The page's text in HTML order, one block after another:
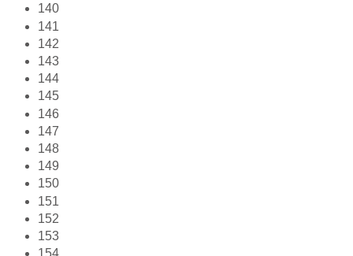
140
141
142
143
144
145
146
147
148
149
150
151
152
153